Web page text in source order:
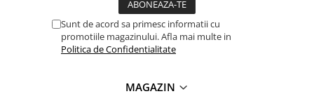
Sunt de acord sa primesc informatii cu
promotiile magazinului. Afla mai multe in
Politica de Confidentialitate
MAGAZIN